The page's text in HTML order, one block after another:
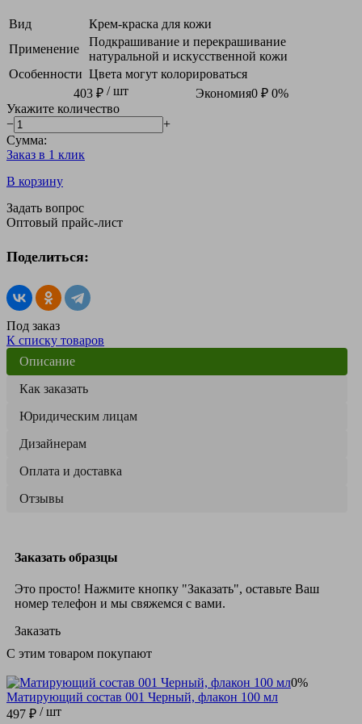
Вид
Крем-краска для кожи
Применение
Подкрашивание и перекрашивание
натуральной и искусственной кожи
Особенности Цвета могут колорироваться
403 ₽ / шт Экономия0 ₽ 0%
Укажите количество
−
+
Сумма:
Заказ в 1 клик
В корзину
Задать вопрос
Оптовый прайс-лист
Поделиться:
Под заказ
К списку товаров
Описание
Как заказать
Юридическим лицам
Дизайнерам
Оплата и доставка
Отзывы
Заказать образцы
Это просто! Нажмите кнопку "Заказать", оставьте Ваш
номер телефон и мы свяжемся с вами.
Заказать
С этим товаром покупают
0%
Матирующий состав 001 Черный, флакон 100 мл
497 ₽ / шт